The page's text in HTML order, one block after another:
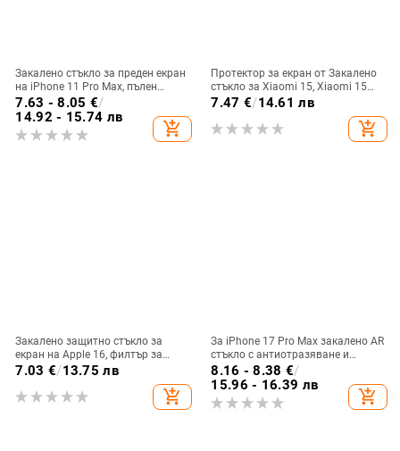
Закалено стъкло за преден екран
на iPhone 11 Pro Max, пълен
дисплей, удароустойчиво, защита
срещу синя светлина
7.63 - 8.05 €/
14.92 - 15.74 лв
add_shopping_cart
Протектор за екран от Закалено
стъкло за Xiaomi 15, Xiaomi 15
Pro и Redmi K70 Ultra –
антиотпечатък, HD пълен екран
7.47 €/14.61 лв
add_shopping_cart
Закалено защитно стъкло за
екран на Apple 16, филтър за
прах на слушалката, пълно
покритие с черен кант, Corning
стъкло, експлозия-устойчиво
7.03 €/13.75 лв
add_shopping_cart
За iPhone 17 Pro Max закалено AR
стъкло с антиотразяване и
антипречупване; за iPhone 16 Pro
Max ултрапрозрачен AR филм;
съвместим с iPhone 15
8.16 - 8.38 €/
15.96 - 16.39 лв
add_shopping_cart